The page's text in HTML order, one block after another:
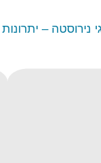
נירוסטה –